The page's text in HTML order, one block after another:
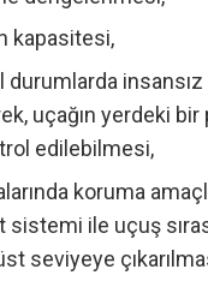
kapasitesi,
durumlarda insansız
uçağın yerdeki bir
edilebilmesi,
koruma
sistemi ile uçuş
seviyeye